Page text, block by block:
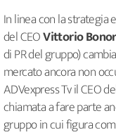
In linea con la strategia
del CEOVittorio
di PR del gruppo)
mercato ancora non
ADVexpress Tv il CEO
chiamata a fare parte
gruppo in cui figura